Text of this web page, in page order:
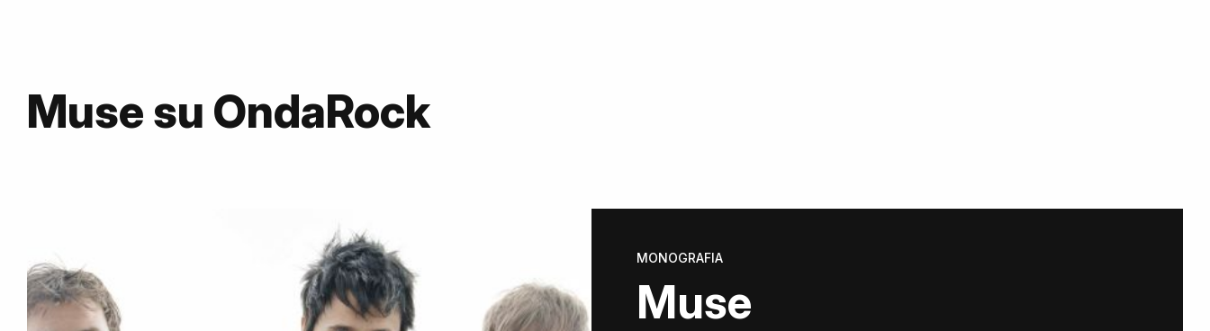
Muse su OndaRock
MONOGRAFIA
Muse